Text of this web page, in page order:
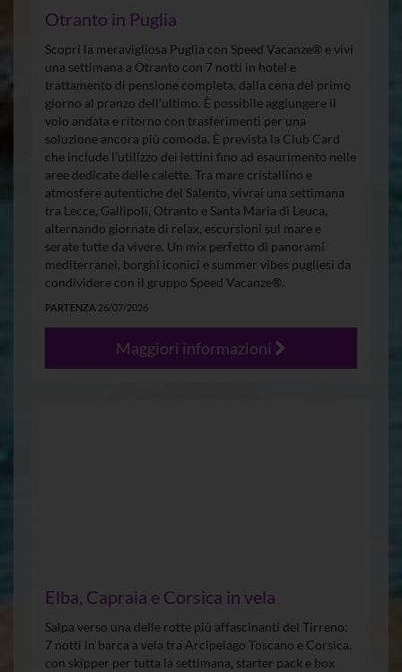
Otranto in Puglia
Scopri la meravigliosa Puglia con Speed Vacanze® e vivi
una settimana a Otranto con 7 notti in hotel e
trattamento di pensione completa, dalla cena del primo
giorno al pranzo dell’ultimo. È possibile aggiungere il
volo andata e ritorno con trasferimenti per una
soluzione ancora più comoda. È prevista la Club Card
che include l’utilizzo dei lettini fino ad esaurimento nelle
aree dedicate delle calette. Tra mare cristallino e
atmosfere autentiche del Salento, vivrai una settimana
tra Lecce, Gallipoli, Otranto e Santa Maria di Leuca,
alternando giornate di relax, escursioni sul mare e
serate tutte da vivere. Un mix perfetto di panorami
mediterranei, borghi iconici e summer vibes pugliesi da
condividere con il gruppo Speed Vacanze®.
PARTENZA 26/07/2026
Maggiori informazioni
Elba, Capraia e Corsica in vela
Salpa verso una delle rotte più affascinanti del Tirreno:
7 notti in barca a vela tra Arcipelago Toscano e Corsica,
con skipper per tutta la settimana, starter pack e box